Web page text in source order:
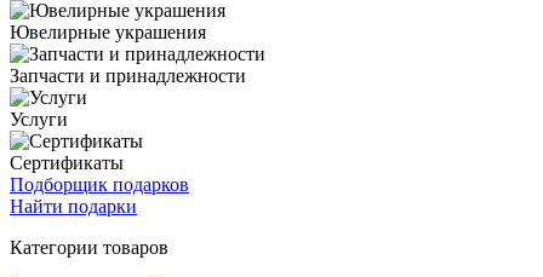
Ювелирные украшения
Запчасти и принадлежности
Услуги
Сертификаты
Подборщик подарков
Найти подарки
Категории товаров